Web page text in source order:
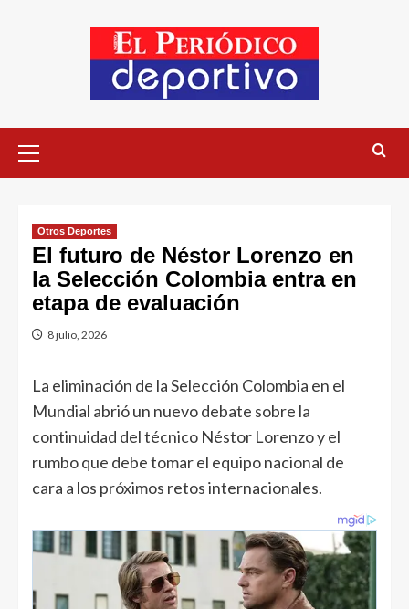
Otros Deportes
El futuro de Néstor Lorenzo en
la Selección Colombia entra en
etapa de evaluación
8 julio, 2026
La eliminación de la Selección Colombia en el
Mundial abrió un nuevo debate sobre la
continuidad del técnico Néstor Lorenzo y el
rumbo que debe tomar el equipo nacional de
cara a los próximos retos internacionales.